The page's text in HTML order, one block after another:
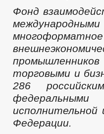
Фонд
торговыми и
286
исполнительной
Федерации.